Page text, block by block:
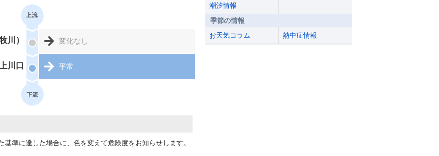
川） 変化なし
川口 平常
準に達した場合に、色を変えて危険度をお知らせします。
潮汐情報
季節の情報
お天気コラム
熱中症情報